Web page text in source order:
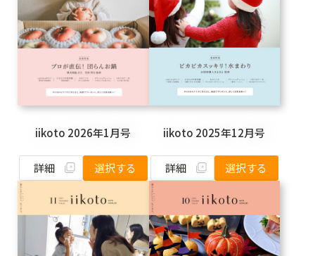
iikoto 2026年1月号
詳細 選択する
iikoto 2025年12月号
詳細 選択する